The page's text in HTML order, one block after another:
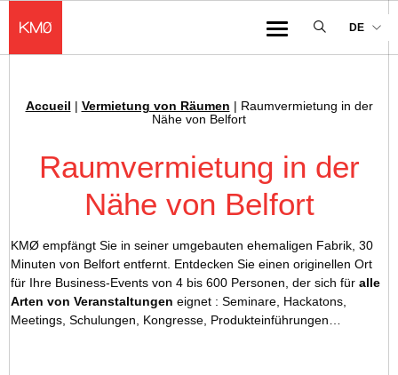
Menu
DE
Ariadnefaden :
Accueil | Vermietung von Räumen | Raumvermietung in der
Nähe von Belfort
Raumvermietung in der
Nähe von Belfort
KMØ empfängt Sie in seiner umgebauten ehemaligen Fabrik, 30
Minuten von Belfort entfernt. Entdecken Sie einen originellen Ort
für Ihre Business-Events von 4 bis 600 Personen, der sich für alle
Arten von Veranstaltungen eignet : Seminare, Hackatons,
Meetings, Schulungen, Kongresse, Produkteinführungen…